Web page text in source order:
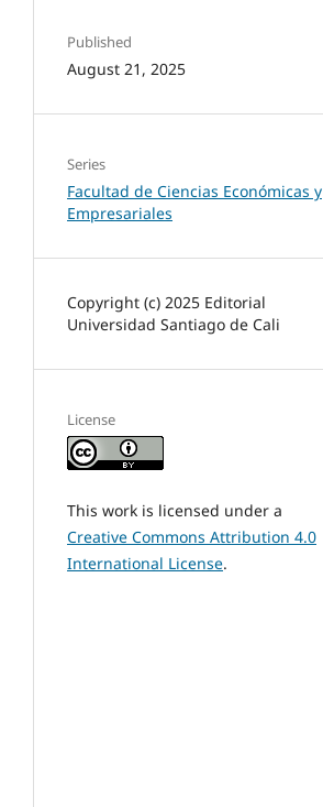
Published
August 21, 2025
Series
Facultad de Ciencias Económicas y
Empresariales
Copyright (c) 2025 Editorial
Universidad Santiago de Cali
License
This work is licensed under a
Creative Commons Attribution 4.0
International License.